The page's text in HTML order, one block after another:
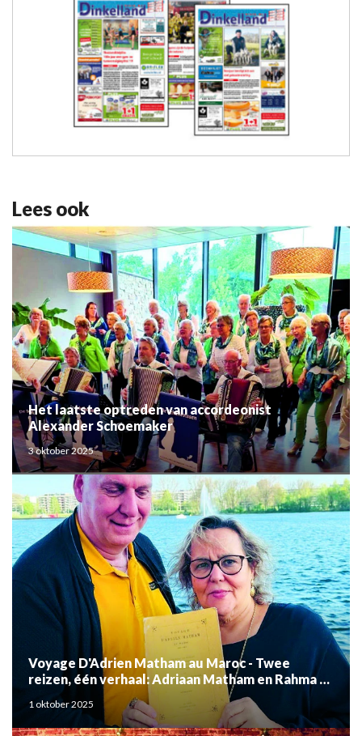
Lees ook
Het laatste optreden van accordeonist
Alexander Schoemaker
3 oktober 2025
Voyage D'Adrien Matham au Maroc - Twee
reizen, één verhaal: Adriaan Matham en Rahma el
Mouden
1 oktober 2025